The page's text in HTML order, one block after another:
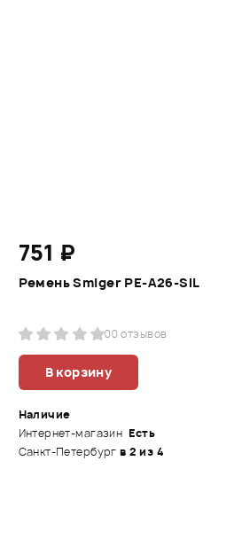
751 ₽
Ремень Smiger PE-A26-SIL
00 отзывов
В корзину
Наличие
Интернет-магазин Есть
Санкт-Петербург в 2 из 4